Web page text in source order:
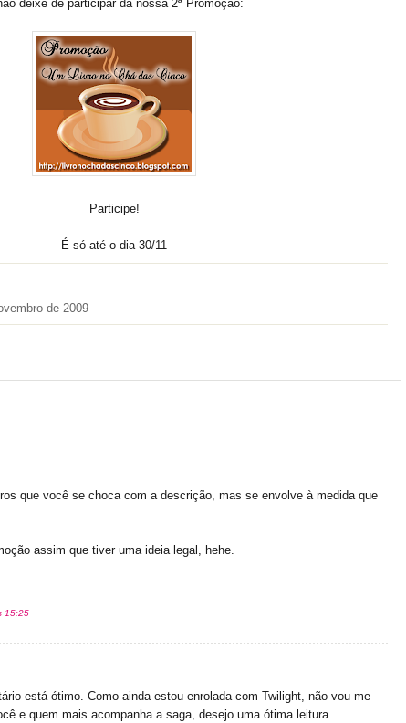
deixe de participar da nossa 2ª Promoção:
Participe!
É só até o dia 30/11
de 2009
que você se choca com a descrição, mas se envolve à medida que
assim que tiver uma ideia legal, hehe.
15:25
está ótimo. Como ainda estou enrolada com Twilight, não vou me
e quem mais acompanha a saga, desejo uma ótima leitura.